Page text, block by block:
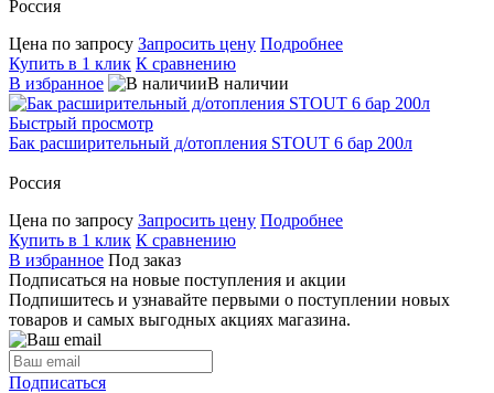
Россия
Цена по запросу Запросить цену Подробнее
Купить в 1 клик К сравнению
В избранное
В наличии
Быстрый просмотр
Бак расширительный д/отопления STOUT 6 бар 200л
Россия
Цена по запросу Запросить цену Подробнее
Купить в 1 клик К сравнению
В избранное Под заказ
Подписаться на новые поступления и акции
Подпишитесь и узнавайте первыми о поступлении новых
товаров и самых выгодных акциях магазина.
Подписаться